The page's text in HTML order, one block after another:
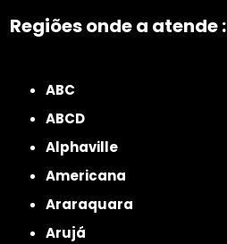
Regiões onde a atende :
ABC
ABCD
Alphaville
Americana
Araraquara
Arujá